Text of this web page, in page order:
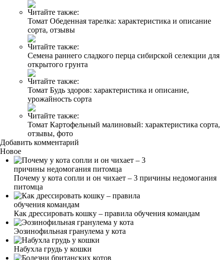
Читайте также:
Томат Обеденная тарелка: характеристика и описание
сорта, отзывы
Читайте также:
Семена раннего сладкого перца сибирской селекции для
открытого грунта
Читайте также:
Томат Будь здоров: характеристика и описание,
урожайность сорта
Читайте также:
Томат Картофельный малиновый: характеристика сорта,
отзывы, фото
Добавить комментарий
Новое
Почему у кота сопли и он чихает – 3 причины недомогания
питомца
Как дрессировать кошку – правила обучения командам
Эозинофильная гранулема у кота
Набухла грудь у кошки